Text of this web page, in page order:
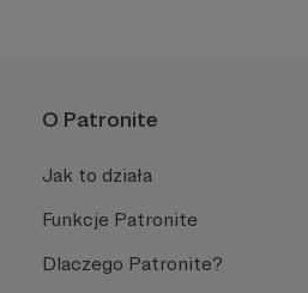
O Patronite
Jak to działa
Funkcje Patronite
Dlaczego Patronite?